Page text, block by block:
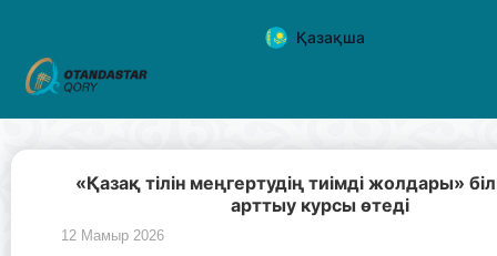
Қазақша
«Қазақ тілін меңгертудің тиімді жолдары»
арттыу курсы өтеді
12 Мамыр 2026